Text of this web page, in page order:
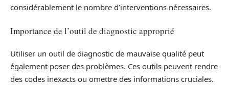
considérablement le nombre d’interventions nécessaires.
Importance de l’outil de diagnostic approprié
Utiliser un outil de diagnostic de mauvaise qualité peut
également poser des problèmes. Ces outils peuvent rendre
des codes inexacts ou omettre des informations cruciales.